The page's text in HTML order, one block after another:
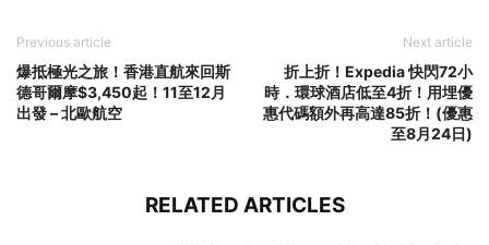
Previous article
爆抵極光之旅！香港直航來回斯
德哥爾摩$3,450起！11至12月
出發 – 北歐航空
Next article
折上折！Expedia 快閃72小
時．環球酒店低至4折！用埋優
惠代碼額外再高達85折！(優惠
至8月24日)
RELATED ARTICLES